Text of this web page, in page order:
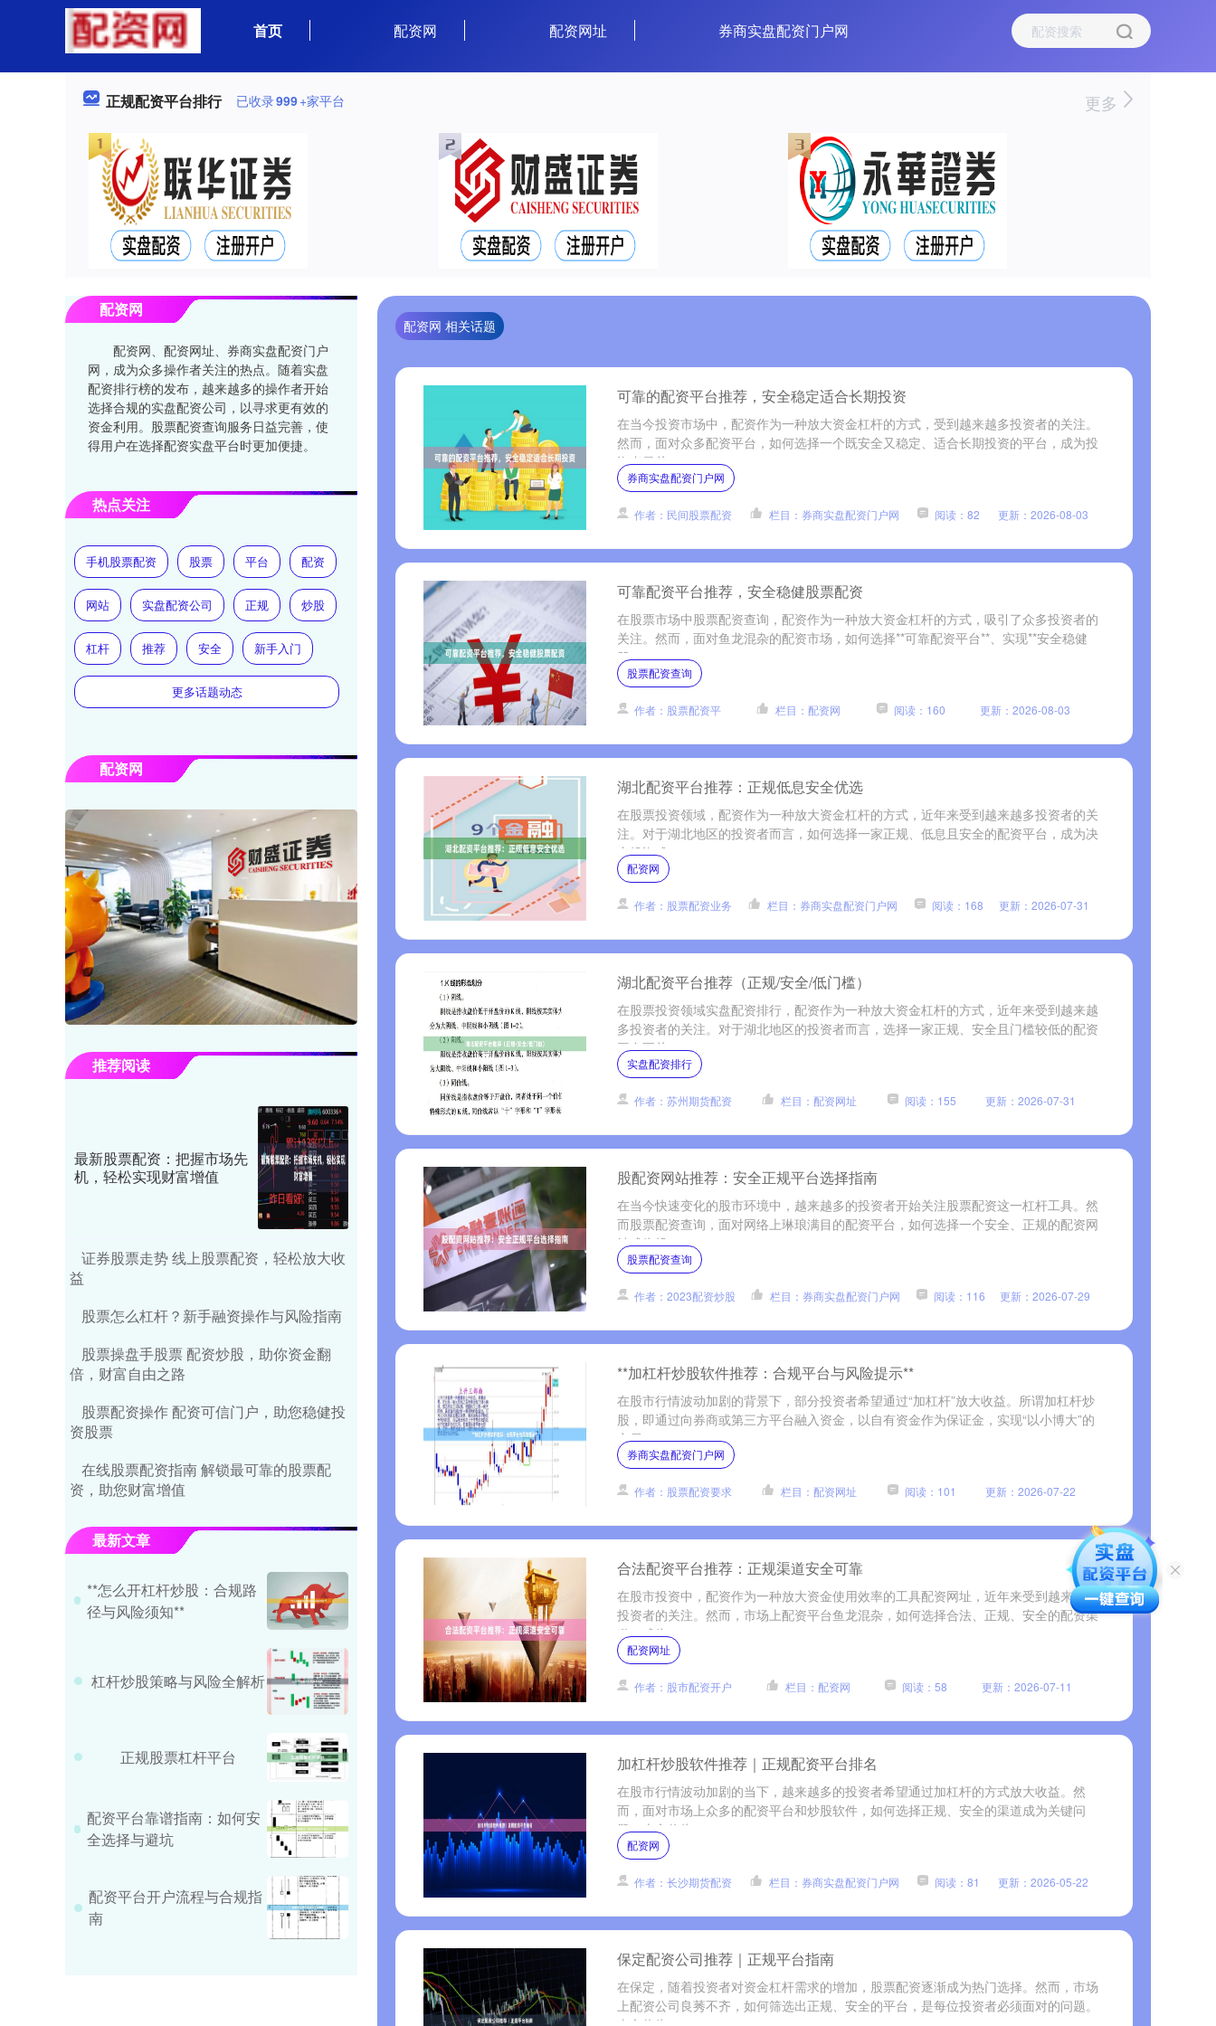
首页 配资网 配资网址 券商实盘配资门户网
正规配资平台排行 已收录999+家平台 更多
配资网 相关话题
可靠的配资平台推荐，安全稳定适合长期投资
在当今投资市场中，配资作为一种放大资金杠杆的方式，受到越来越多投资者的关注。
然而，面对众多配资平台，如何选择一个既安全又稳定、适合长期投资的平台，成为投
资者最关....
券商实盘配资门户网
作者：民间股票配资 栏目：券商实盘配资门户网 阅读：82 更新：2026-08-03
可靠配资平台推荐，安全稳健股票配资
在股票市场中股票配资查询，配资作为一种放大资金杠杆的方式，吸引了众多投资者的
关注。然而，面对鱼龙混杂的配资市场，如何选择**可靠配资平台**、实现**安全稳健
股....
股票配资查询
作者：股票配资平 栏目：配资网 阅读：160 更新：2026-08-03
湖北配资平台推荐：正规低息安全优选
在股票投资领域，配资作为一种放大资金杠杆的方式，近年来受到越来越多投资者的关
注。对于湖北地区的投资者而言，如何选择一家正规、低息且安全的配资平台，成为决
定投资成....
配资网
作者：股票配资业务 栏目：券商实盘配资门户网 阅读：168 更新：2026-07-31
湖北配资平台推荐（正规/安全/低门槛）
在股票投资领域实盘配资排行，配资作为一种放大资金杠杆的方式，近年来受到越来越
多投资者的关注。对于湖北地区的投资者而言，选择一家正规、安全且门槛较低的配资
平台至关....
实盘配资排行
作者：苏州期货配资 栏目：配资网址 阅读：155 更新：2026-07-31
股配资网站推荐：安全正规平台选择指南
在当今快速变化的股市环境中，越来越多的投资者开始关注股票配资这一杠杆工具。然
而股票配资查询，面对网络上琳琅满目的配资平台，如何选择一个安全、正规的配资网
站成为投....
股票配资查询
作者：2023配资炒股 栏目：券商实盘配资门户网 阅读：116 更新：2026-07-29
**加杠杆炒股软件推荐：合规平台与风险提示**
在股市行情波动加剧的背景下，部分投资者希望通过“加杠杆”放大收益。所谓加杠杆炒
股，即通过向券商或第三方平台融入资金，以自有资金作为保证金，实现“以小博大”的
交易....
券商实盘配资门户网
作者：股票配资要求 栏目：配资网址 阅读：101 更新：2026-07-22
合法配资平台推荐：正规渠道安全可靠
在股市投资中，配资作为一种放大资金使用效率的工具配资网址，近年来受到越来越多
投资者的关注。然而，市场上配资平台鱼龙混杂，如何选择合法、正规、安全的配资渠
道，成为....
配资网址
作者：股市配资开户 栏目：配资网 阅读：58 更新：2026-07-11
加杠杆炒股软件推荐｜正规配资平台排名
在股市行情波动加剧的当下，越来越多的投资者希望通过加杠杆的方式放大收益。然
而，面对市场上众多的配资平台和炒股软件，如何选择正规、安全的渠道成为关键问
题。本文将为....
配资网
作者：长沙期货配资 栏目：券商实盘配资门户网 阅读：81 更新：2026-05-22
保定配资公司推荐｜正规平台指南
在保定，随着投资者对资金杠杆需求的增加，股票配资逐渐成为热门选择。然而，市场
上配资公司良莠不齐，如何筛选出正规、安全的平台，是每位投资者必须面对的问题。
配资网
配资网、配资网址、券商实盘配资门户
网，成为众多操作者关注的热点。随着实盘
配资排行榜的发布，越来越多的操作者开始
选择合规的实盘配资公司，以寻求更有效的
资金利用。股票配资查询服务日益完善，使
得用户在选择配资实盘平台时更加便捷。
热点关注
手机股票配资 股票 平台 配资
网站 实盘配资公司 正规 炒股
杠杆 推荐 安全 新手入门
更多话题动态
配资网
推荐阅读
最新股票配资：把握市场先
机，轻松实现财富增值
证券股票走势 线上股票配资，轻松放大收
益
股票怎么杠杆？新手融资操作与风险指南
股票操盘手股票 配资炒股，助你资金翻
倍，财富自由之路
股票配资操作 配资可信门户，助您稳健投
资股票
在线股票配资指南 解锁最可靠的股票配
资，助您财富增值
最新文章
**怎么开杠杆炒股：合规路
径与风险须知**
杠杆炒股策略与风险全解析
正规股票杠杆平台
配资平台靠谱指南：如何安
全选择与避坑
配资平台开户流程与合规指
南